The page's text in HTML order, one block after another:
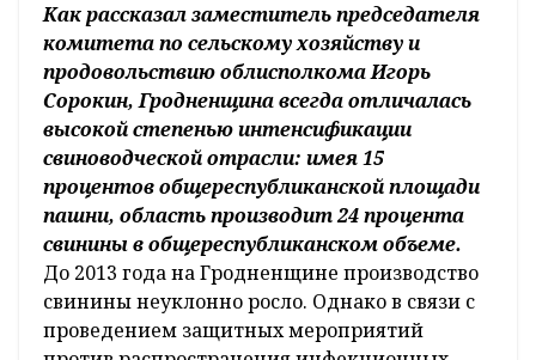
Как рассказал заместитель председателя
комитета по сельскому хозяйству и
продовольствию облисполкома Игорь
Сорокин, Гродненщина всегда отличалась
высокой степенью интенсификации
свиноводческой отрасли: имея 15
процентов общереспубликанской площади
пашни, область производит 24 процента
свинины в общереспубликанском объеме.
До 2013 года на Гродненщине производство
свинины неуклонно росло. Однако в связи с
проведением защитных мероприятий